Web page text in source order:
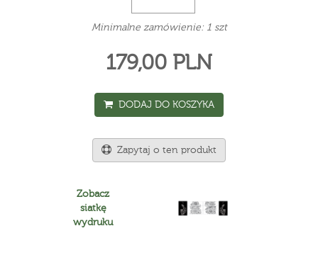
Minimalne zamówienie: 1 szt
179,00 PLN
DODAJ DO KOSZYKA
Zapytaj o ten produkt
Zobacz
siatkę
wydruku